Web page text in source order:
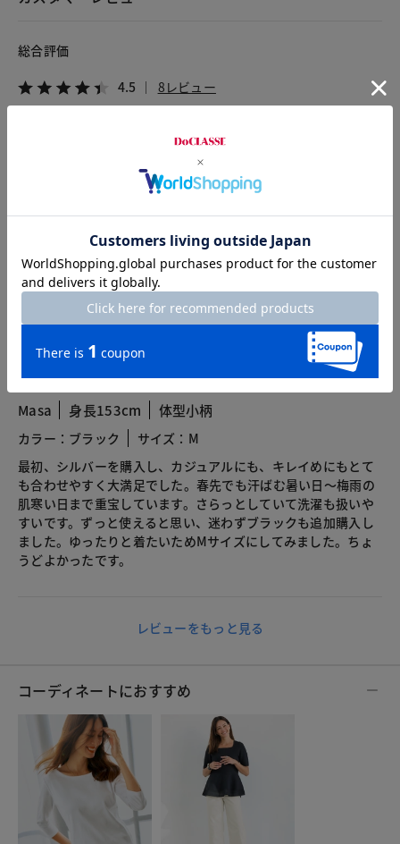
総合評価
4.5 8レビュー
身長154cm 体型普通
カラー：ブラック
サイズ：M
ラフにも綺麗系にもなるので良かったです
Masa 身長153cm 体型小柄
カラー：ブラック
サイズ：M
最初、シルバーを購入し、カジュアルにも、キレイめにもとて
も合わせやすく大満足でした。春先でも汗ばむ暑い日～梅雨の
肌寒い日まで重宝しています。さらっとしていて洗濯も扱いや
すいです。ずっと使えると思い、迷わずブラックも追加購入し
ました。ゆったりと着たいためMサイズにしてみました。ちょ
うどよかったです。
レビューをもっと見る
コーディネートにおすすめ